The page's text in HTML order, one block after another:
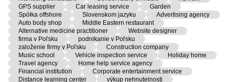
GPS supplier
Car leasing service
Garden
Spółka offshore
Slovenskom jazyku
Advertising agency
Auto body shop
Middle Eastern restaurant
Alternative medicine practitioner
Website designer
firma v Poľsku
podnikanie v Poľsku
založenie firmy v Poľsku
Construction company
Music school
Vehicle inspection service
Holiday home
Travel agency
Home help service agency
Financial institution
Corporate entertainment service
Distance learning center
výkup nehnutelnosti